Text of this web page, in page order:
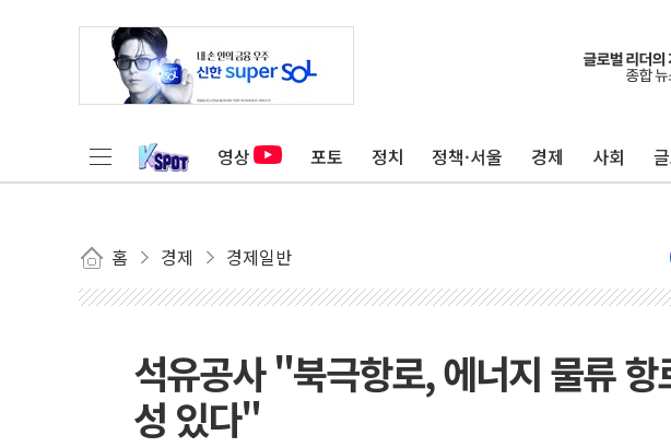
영상 포토 정치 정책·서울 경제 사회
홈 경제 경제일반
석유공사 "북극항로, 에너지 물류
성 있다"